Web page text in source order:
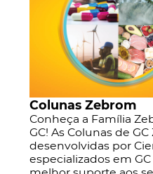
Colunas Zebrom
Conheça a Família
GC! As Colunas de
desenvolvidas por
especializados em